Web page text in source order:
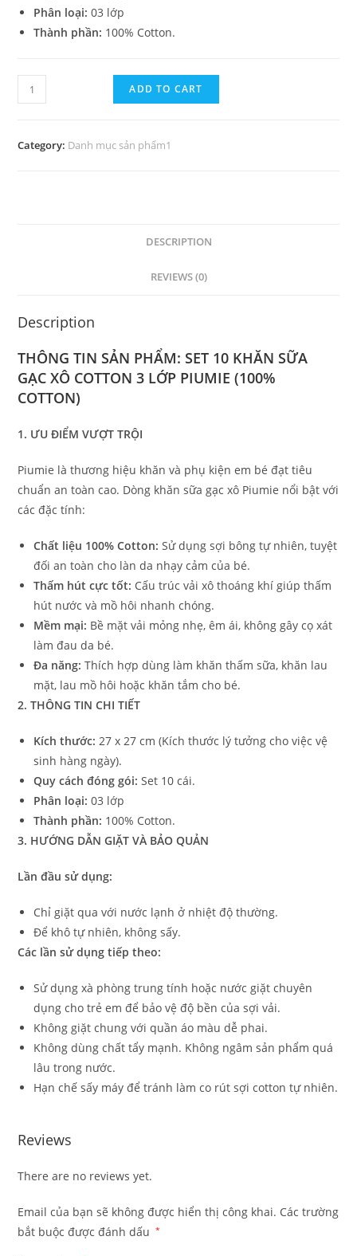
Phân loại: 03 lớp
Thành phần: 100% Cotton.
ADD TO CART
Category: Danh mục sản phẩm1
DESCRIPTION
REVIEWS (0)
Description
THÔNG TIN SẢN PHẨM: SET 10 KHĂN SỮA
GẠC XÔ COTTON 3 LỚP PIUMIE (100%
COTTON)
1. ƯU ĐIỂM VƯỢT TRỘI
Piumie là thương hiệu khăn và phụ kiện em bé đạt tiêu
chuẩn an toàn cao. Dòng khăn sữa gạc xô Piumie nổi bật với
các đặc tính:
Chất liệu 100% Cotton: Sử dụng sợi bông tự nhiên, tuyệt
đối an toàn cho làn da nhạy cảm của bé.
Thấm hút cực tốt: Cấu trúc vải xô thoáng khí giúp thấm
hút nước và mồ hôi nhanh chóng.
Mềm mại: Bề mặt vải mỏng nhẹ, êm ái, không gây cọ xát
làm đau da bé.
Đa năng: Thích hợp dùng làm khăn thấm sữa, khăn lau
mặt, lau mồ hôi hoặc khăn tắm cho bé.
2. THÔNG TIN CHI TIẾT
Kích thước: 27 x 27 cm (Kích thước lý tưởng cho việc vệ
sinh hàng ngày).
Quy cách đóng gói: Set 10 cái.
Phân loại: 03 lớp
Thành phần: 100% Cotton.
3. HƯỚNG DẪN GIẶT VÀ BẢO QUẢN
Lần đầu sử dụng:
Chỉ giặt qua với nước lạnh ở nhiệt độ thường.
Để khô tự nhiên, không sấy.
Các lần sử dụng tiếp theo:
Sử dụng xà phòng trung tính hoặc nước giặt chuyên
dụng cho trẻ em để bảo vệ độ bền của sợi vải.
Không giặt chung với quần áo màu dễ phai.
Không dùng chất tẩy mạnh. Không ngâm sản phẩm quá
lâu trong nước.
Hạn chế sấy máy để tránh làm co rút sợi cotton tự nhiên.
Reviews
There are no reviews yet.
Email của bạn sẽ không được hiển thị công khai. Các trường
bắt buộc được đánh dấu
*